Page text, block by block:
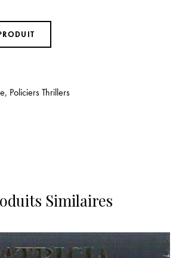
, Policiers Thrillers
Similaires